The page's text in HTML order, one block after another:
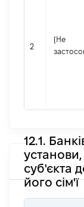
2
[Не
12.1.
суб'єкта
його сім'ї